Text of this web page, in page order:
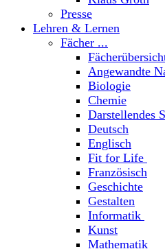
Presse
Lehren & Lernen
Fächer ...
Angewandte
Biologie
Chemie
Darstellendes
Deutsch
Englisch
Fit for Life
Französisch
Geschichte
Gestalten
Informatik
Kunst
Mathematik